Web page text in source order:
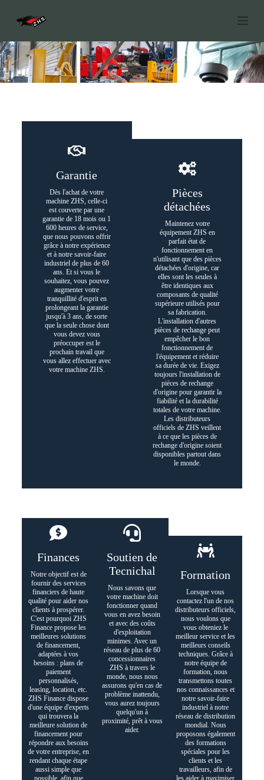
s
e
r
a
u
Garantie
Dès l'achat de votre
machine ZHS, celle-ci
est couverte par une
garantie de 18 mois ou 1
600 heures de service,
que nous pouvons offrir
grâce à notre expérience
et à notre savoir-faire
industriel de plus de 60
ans. Et si vous le
souhaitez, vous pouvez
augmenter votre
tranquillité d'esprit en
prolongeant la garantie
jusqu'à 3 ans, de sorte
que la seule chose dont
vous devez vous
préoccuper est le
prochain travail que
vous allez effectuer avec
votre machine ZHS.
Pièces
détachées
Maintenez votre
équipement ZHS en
parfait état de
fonctionnement en
n'utilisant que des pièces
détachées d'origine, car
elles sont les seules à
être identiques aux
composants de qualité
supérieure utilisés pour
sa fabrication.
L'installation d'autres
pièces de rechange peut
empêcher le bon
fonctionnement de
l'équipement et réduire
sa durée de vie. Exigez
toujours l'installation de
pièces de rechange
d'origine pour garantir la
fiabilité et la durabilité
totales de votre machine.
Les distributeurs
officiels de ZHS veillent
à ce que les pièces de
rechange d'origine soient
disponibles partout dans
le monde.
Finances
Notre objectif est de
fournir des services
financiers de haute
qualité pour aider nos
clients à prospérer.
C'est pourquoi ZHS
Finance propose les
meilleures solutions
de financement,
adaptées à vos
besoins : plans de
paiement
personnalisés,
leasing, location, etc.
ZHS Finance dispose
d'une équipe d'experts
qui trouvera la
meilleure solution de
financement pour
répondre aux besoins
de votre entreprise, en
rendant chaque étape
aussi simple que
possible, afin que
Soutien de
Tecnichal
Nous savons que
votre machine doit
fonctionner quand
vous en avez besoin
et avec des coûts
d'exploitation
minimes. Avec un
réseau de plus de 60
concessionnaires
ZHS à travers le
monde, nous nous
assurons qu'en cas de
problème inattendu,
vous aurez toujours
quelqu'un à
proximité, prêt à vous
aider.
Formation
Lorsque vous
contactez l'un de nos
distributeurs officiels,
nous voulons que
vous obteniez le
meilleur service et les
meilleurs conseils
techniques. Grâce à
notre équipe de
formation, nous
transmettons toutes
nos connaissances et
notre savoir-faire
industriel à notre
réseau de distribution
mondial. Nous
proposons également
des formations
spéciales pour les
clients et les
travailleurs, afin de
les aider à maximiser